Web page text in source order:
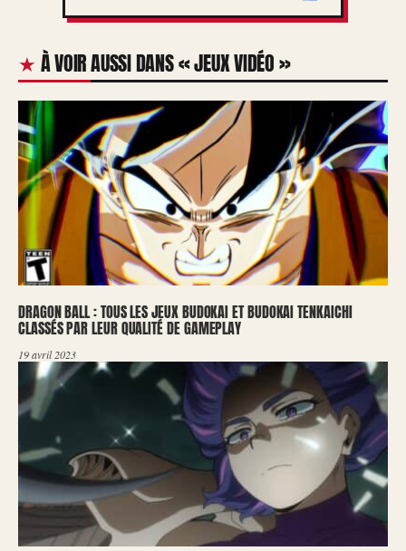
À VOIR AUSSI DANS « JEUX VIDÉO »
DRAGON BALL : TOUS LES JEUX BUDOKAI ET BUDOKAI TENKAICHI
CLASSÉS PAR LEUR QUALITÉ DE GAMEPLAY
19 avril 2023